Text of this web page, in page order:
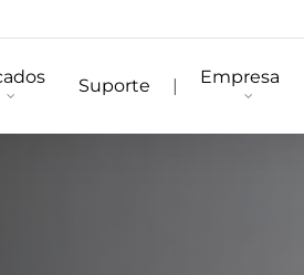
Suporte | Empresa